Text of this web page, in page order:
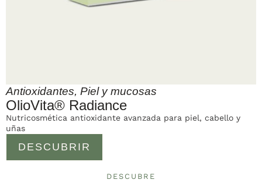
Antioxidantes, Piel y mucosas
OlioVita® Radiance
DESCUBRIR
Nutricosmética antioxidante avanzada para piel, cabello y
uñas
DESCUBRE